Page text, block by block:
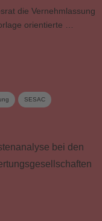
die Vernehmlassung
orientierte …
SESAC